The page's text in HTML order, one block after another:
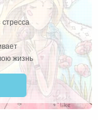
жизнь